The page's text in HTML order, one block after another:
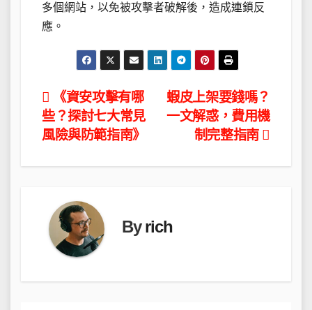
多個網站，以免被攻擊者破解後，造成連鎖反
應。
文
章
蝦皮上架要錢嗎？
一文解惑，費用機
制完整指南
《資安攻擊有哪
些？探討七大常見
風險與防範指南》
Byrich